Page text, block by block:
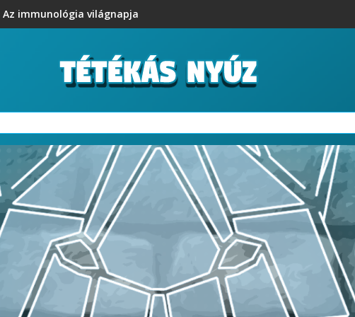
Az immunológia világnapja